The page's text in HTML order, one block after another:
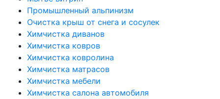
Промышленный альпинизм
Очистка крыш от снега и сосулек
Химчистка диванов
Химчистка ковров
Химчистка ковролина
Химчистка матрасов
Химчистка мебели
Химчистка салона автомобиля